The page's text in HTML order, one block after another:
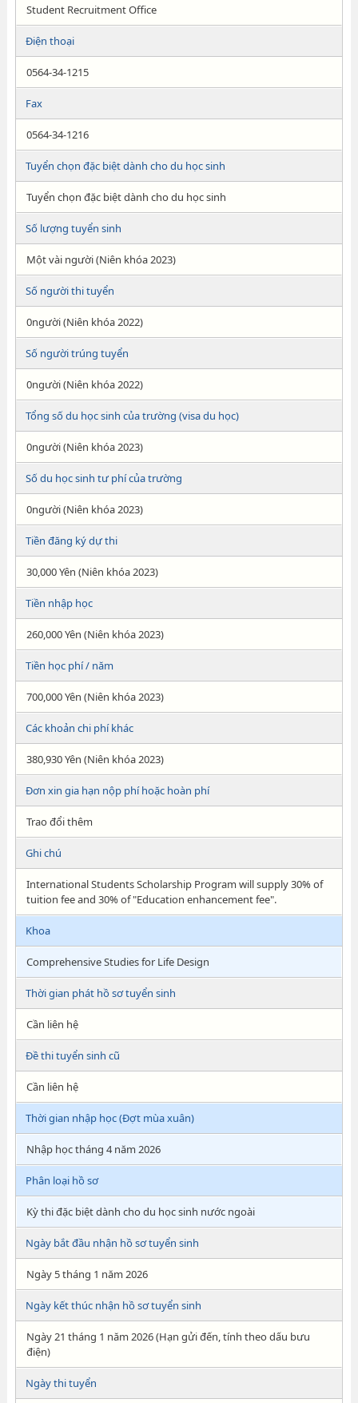
Student Recruitment Office
Điện thoại
0564-34-1215
Fax
0564-34-1216
Tuyển chọn đặc biệt dành cho du học sinh
Tuyển chọn đặc biệt dành cho du học sinh
Số lượng tuyển sinh
Một vài người (Niên khóa 2023)
Số người thi tuyển
0người (Niên khóa 2022)
Số người trúng tuyển
0người (Niên khóa 2022)
Tổng số du học sinh của trường (visa du học)
0người (Niên khóa 2023)
Số du học sinh tư phí của trường
0người (Niên khóa 2023)
Tiền đăng ký dự thi
30,000 Yên (Niên khóa 2023)
Tiền nhập học
260,000 Yên (Niên khóa 2023)
Tiền học phí / năm
700,000 Yên (Niên khóa 2023)
Các khoản chi phí khác
380,930 Yên (Niên khóa 2023)
Đơn xin gia hạn nộp phí hoặc hoàn phí
Trao đổi thêm
Ghi chú
International Students Scholarship Program will supply 30% of
tuition fee and 30% of "Education enhancement fee".
Khoa
Comprehensive Studies for Life Design
Thời gian phát hồ sơ tuyển sinh
Cần liên hệ
Đề thi tuyển sinh cũ
Cần liên hệ
Thời gian nhập học (Đợt mùa xuân)
Nhập học tháng 4 năm 2026
Phân loại hồ sơ
Kỳ thi đặc biệt dành cho du học sinh nước ngoài
Ngày bắt đầu nhận hồ sơ tuyển sinh
Ngày 5 tháng 1 năm 2026
Ngày kết thúc nhận hồ sơ tuyển sinh
Ngày 21 tháng 1 năm 2026 (Hạn gửi đến, tính theo dấu bưu
điện)
Ngày thi tuyển